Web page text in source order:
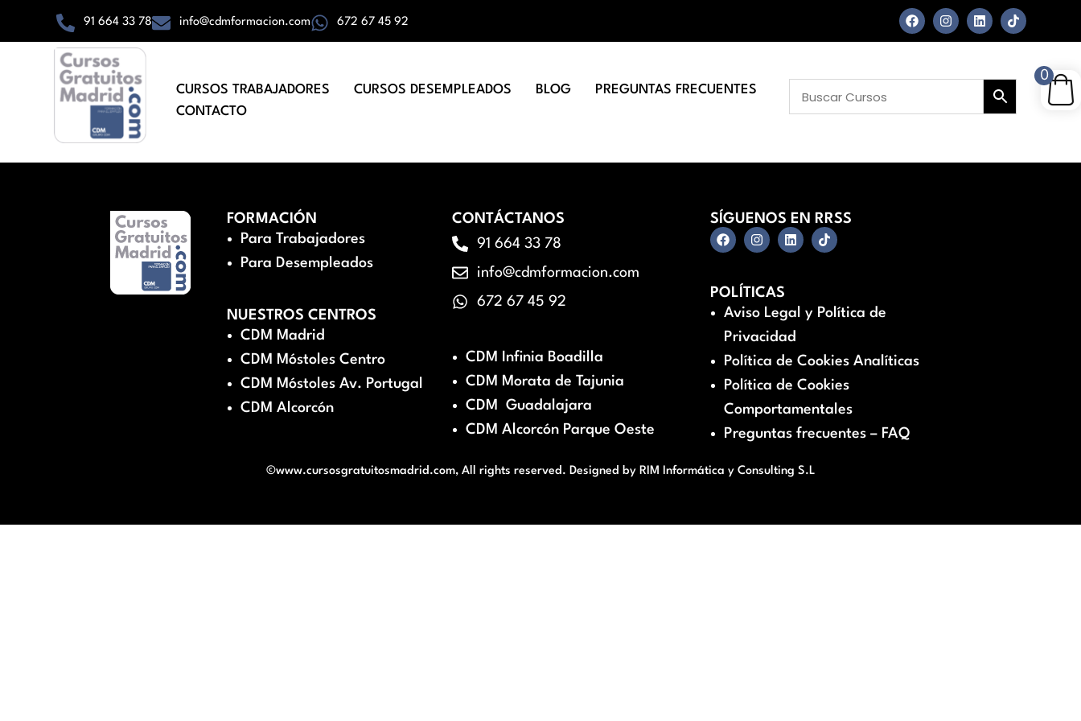
91 664 33 78 info@cdmformacion.com 672 67 45 92
CURSOS TRABAJADORES CURSOS DESEMPLEADOS BLOG
PREGUNTAS FRECUENTES
CONTACTO
FORMACIÓN
Para Trabajadores
Para Desempleados
NUESTROS CENTROS
CDM Madrid
CDM Móstoles Centro
CDM Móstoles Av. Portugal
CDM Alcorcón
CONTÁCTANOS
91 664 33 78
info@cdmformacion.com
672 67 45 92
CDM Infinia Boadilla
CDM Morata de Tajunia
CDM Guadalajara
CDM Alcorcón Parque Oeste
SÍGUENOS EN RRSS
POLÍTICAS
Aviso Legal y Política de
Privacidad
Política de Cookies Analíticas
Política de Cookies
Comportamentales
Preguntas frecuentes – FAQ
©www.cursosgratuitosmadrid.com, All rights reserved. Designed by RIM Informática y Consulting S.L
0